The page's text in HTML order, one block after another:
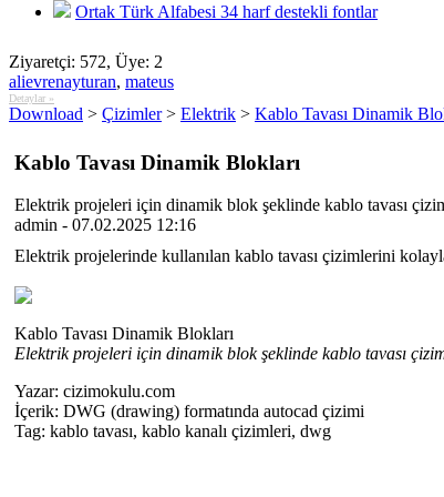
Ortak Türk Alfabesi 34 harf destekli fontlar
Ziyaretçi: 572, Üye: 2
alievrenayturan, mateus
Detaylar »
Download > Çizimler> Elektrik > Kablo Tavası Dinamik
Kablo Tavası Dinamik Blokları
Elektrik projeleri için dinamik blok şeklinde kablo tavası
admin - 07.02.2025 12:16
Elektrik projelerinde kullanılan kablo tavası çizimlerini
Kablo Tavası Dinamik Blokları
Elektrik projeleri için dinamik blok şeklinde kablo tavası
Yazar: cizimokulu.com
İçerik: DWG (drawing) formatında autocad çizimi
Tag: kablo tavası, kablo kanalı çizimleri, dwg